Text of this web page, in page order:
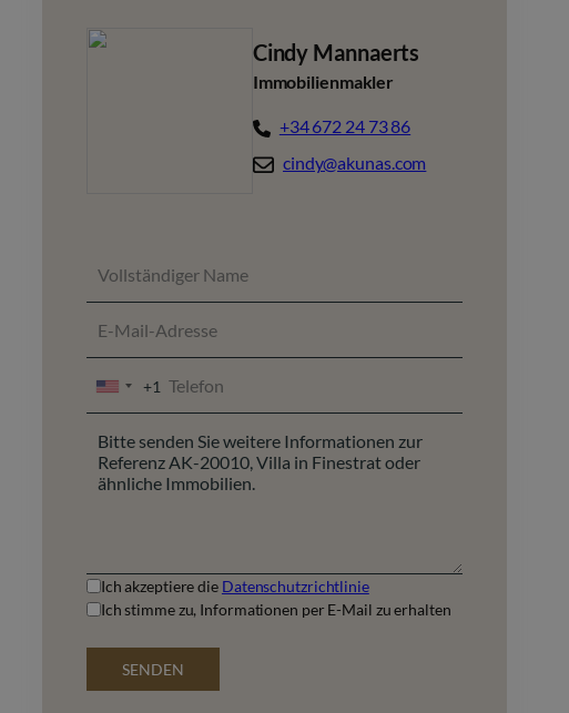
Cindy Mannaerts
Immobilienmakler
+34 672 24 73 86
cindy@akunas.com
UNITED
STATES
+1
+1
Ich akzeptiere die Datenschutzrichtlinie
Ich stimme zu, Informationen per E-Mail zu erhalten
SENDEN